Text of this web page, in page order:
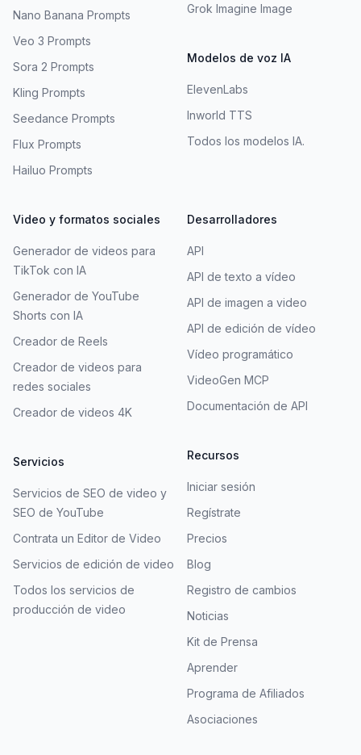
Nano Banana Prompts
Veo 3 Prompts
Sora 2 Prompts
Kling Prompts
Seedance Prompts
Flux Prompts
Hailuo Prompts
Grok Imagine Image
Modelos de voz IA
ElevenLabs
Inworld TTS
Todos los modelos IA.
Video y formatos sociales
Generador de videos para
TikTok con IA
Generador de YouTube
Shorts con IA
Creador de Reels
Creador de videos para
redes sociales
Creador de videos 4K
Servicios
Servicios de SEO de video y
SEO de YouTube
Contrata un Editor de Video
Servicios de edición de video
Todos los servicios de
producción de video
Desarrolladores
API
API de texto a vídeo
API de imagen a video
API de edición de vídeo
Vídeo programático
VideoGen MCP
Documentación de API
Recursos
Iniciar sesión
Regístrate
Precios
Blog
Registro de cambios
Noticias
Kit de Prensa
Aprender
Programa de Afiliados
Asociaciones